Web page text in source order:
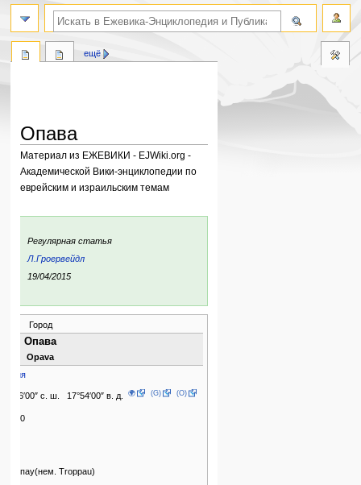
Опава
Материал из ЕЖЕВИКИ - EJWiki.org -
Академической Вики-энциклопедии по
еврейским и израильским темам
Перейти
навигации
Перейти
поиску
Регулярная статья
Л.Гроервейдл
19/04/2015
Город
Опава
Opava
Чехия
49°56′00″ с. ш. 17°54′00″ в. д. 🌍 (G) (O)
60000
Троппау(нем. Troppau)
ещё
поиск по словам